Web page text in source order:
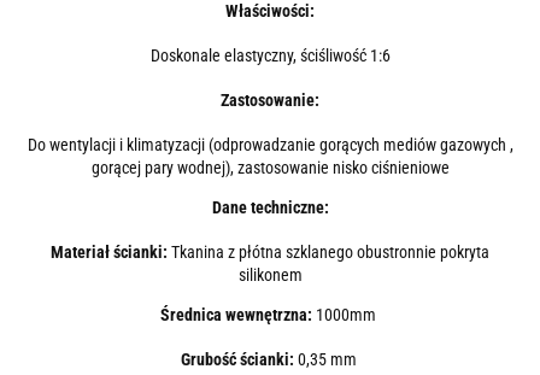
Właściwości:
Doskonale elastyczny, ściśliwość 1:6
Zastosowanie:
Do wentylacji i klimatyzacji (odprowadzanie gorących mediów gazowych ,
gorącej pary wodnej), zastosowanie nisko ciśnieniowe
Dane techniczne:
Materiał ścianki: Tkanina z płótna szklanego obustronnie pokryta
silikonem
Średnica wewnętrzna: 1000mm
Grubość ścianki: 0,35 mm